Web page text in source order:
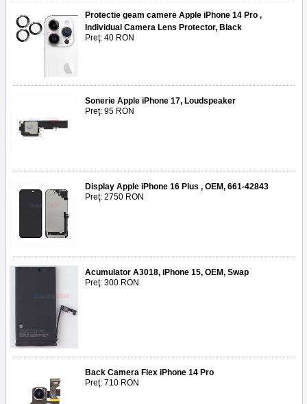
Protectie geam camere Apple iPhone 14 Pro ,
Individual Camera Lens Protector, Black
Preţ: 40 RON
Sonerie Apple iPhone 17, Loudspeaker
Preţ: 95 RON
Display Apple iPhone 16 Plus , OEM, 661-42843
Preţ: 2750 RON
Acumulator A3018, iPhone 15, OEM, Swap
Preţ: 300 RON
Back Camera Flex iPhone 14 Pro
Preţ: 710 RON